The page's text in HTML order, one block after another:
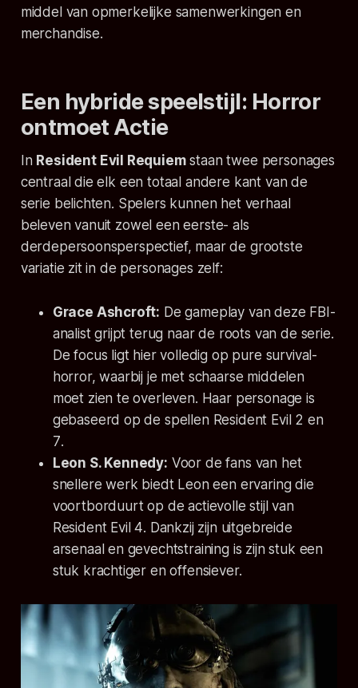
middel van opmerkelijke samenwerkingen en
merchandise.
Een hybride speelstijl: Horror
ontmoet Actie
In Resident Evil Requiemstaan twee personages
centraal die elk een totaal andere kant van de
serie belichten. Spelers kunnen het verhaal
beleven vanuit zowel een eerste- als
derdepersoonsperspectief, maar de grootste
variatie zit in de personages zelf:
Grace Ashcroft: De gameplay van deze FBI-
analist grijpt terug naar de roots van de serie.
De focus ligt hier volledig op pure survival-
horror, waarbij je met schaarse middelen
moet zien te overleven. Haar personage is
gebaseerd op de spellen Resident Evil 2 en
7.
Leon S. Kennedy: Voor de fans van het
snellere werk biedt Leon een ervaring die
voortborduurt op de actievolle stijl van
Resident Evil 4. Dankzij zijn uitgebreide
arsenaal en gevechtstraining is zijn stuk een
stuk krachtiger en offensiever.